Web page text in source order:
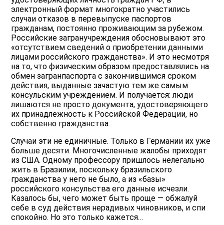
электронный формат многократно участились
случаи отказов в перевыпуске паспортов
гражданам, постоянно проживающим за рубежом.
Российские загранучреждения обосновывают это
«отсутствием сведений о приобретении данными
лицами российского гражданства». И это несмотря
на то, что физическим образом предоставлялись на
обмен загранпаспорта с закончившимся сроком
действия, выданные зачастую тем же самым
консульским учреждением. И получается: люди
лишаются не просто документа, удостоверяющего
их принадлежность к Российской Федерации, но
собственно гражданства.
Случаи эти не единичные. Только в Германии их уже
больше десяти. Многочисленные жалобы приходят
из США. Одному профессору пришлось нелегально
жить в Бразилии, поскольку бразильского
гражданства у него не было, а из «базы»
российского консульства его данные исчезли.
Казалось бы, чего может быть проще — обжалуй
себе в суд действия нерадивых чиновников, и спи
спокойно. Но это только кажется…